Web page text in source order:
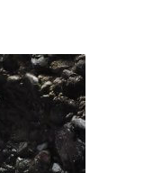
Italien
|